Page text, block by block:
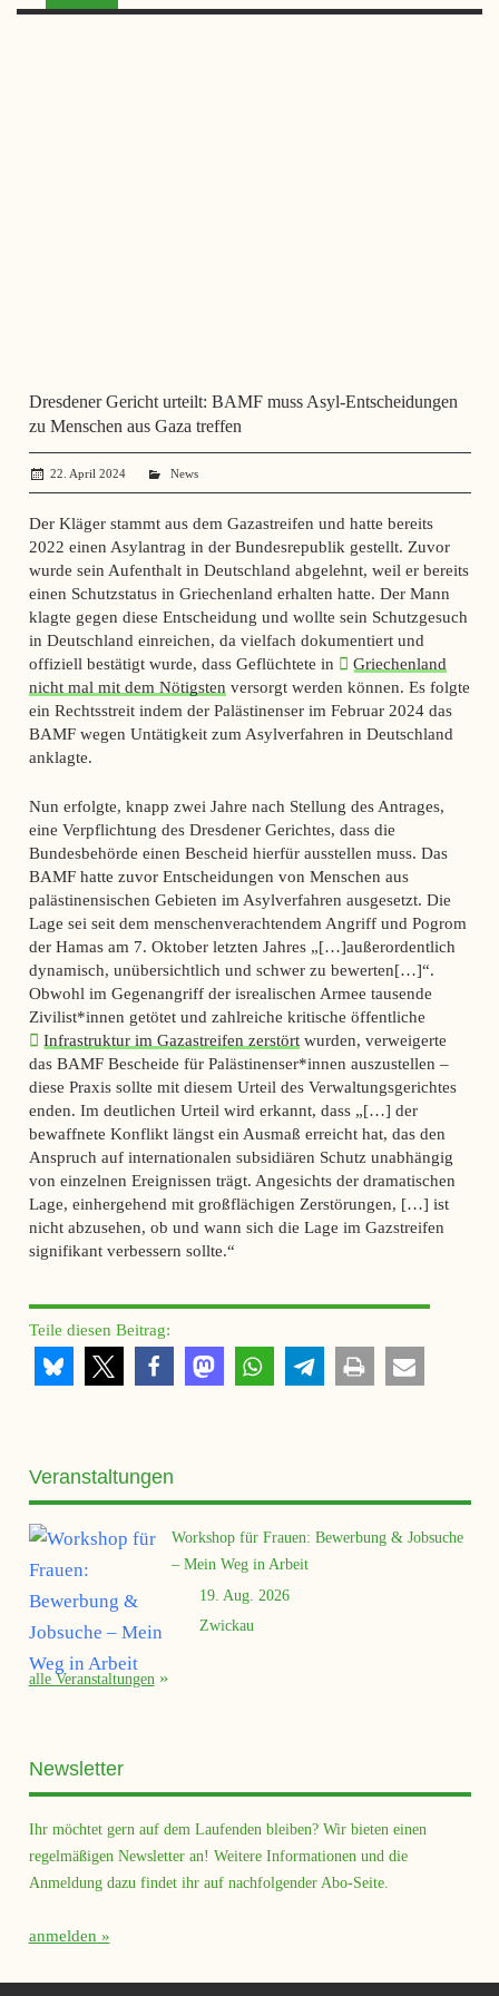
Dresdener Gericht urteilt: BAMF muss Asyl-Entscheidungen
zu Menschen aus Gaza treffen
22. April 2024 administrator
News
Der Kläger stammt aus dem Gazastreifen und hatte bereits
2022 einen Asylantrag in der Bundesrepublik gestellt. Zuvor
wurde sein Aufenthalt in Deutschland abgelehnt, weil er bereits
einen Schutzstatus in Griechenland erhalten hatte. Der Mann
klagte gegen diese Entscheidung und wollte sein Schutzgesuch
in Deutschland einreichen, da vielfach dokumentiert und
offiziell bestätigt wurde, dass Geflüchtete in
Griechenland
nicht mal mit dem Nötigsten versorgt werden können. Es folgte
ein Rechtsstreit indem der Palästinenser im Februar 2024 das
BAMF wegen Untätigkeit zum Asylverfahren in Deutschland
anklagte.
Nun erfolgte, knapp zwei Jahre nach Stellung des Antrages,
eine Verpflichtung des Dresdener Gerichtes, dass die
Bundesbehörde einen Bescheid hierfür ausstellen muss. Das
BAMF hatte zuvor Entscheidungen von Menschen aus
palästinensischen Gebieten im Asylverfahren ausgesetzt. Die
Lage sei seit dem menschenverachtendem Angriff und Pogrom
der Hamas am 7. Oktober letzten Jahres „[…]außerordentlich
dynamisch, unübersichtlich und schwer zu bewerten[…]“.
Obwohl im Gegenangriff der isrealischen Armee tausende
Zivilist*innen getötet und zahlreiche kritische öffentliche
Infrastruktur im Gazastreifen zerstört wurden, verweigerte
das BAMF Bescheide für Palästinenser*innen auszustellen –
diese Praxis sollte mit diesem Urteil des Verwaltungsgerichtes
enden. Im deutlichen Urteil wird erkannt, dass „[…] der
bewaffnete Konflikt längst ein Ausmaß erreicht hat, das den
Anspruch auf internationalen subsidiären Schutz unabhängig
von einzelnen Ereignissen trägt. Angesichts der dramatischen
Lage, einhergehend mit großflächigen Zerstörungen, […] ist
nicht abzusehen, ob und wann sich die Lage im Gazstreifen
signifikant verbessern sollte.“
Teile diesen Beitrag:
Veranstaltungen
Workshop für Frauen: Bewerbung & Jobsuche
– Mein Weg in Arbeit
19. Aug. 2026
Zwickau
alle Veranstaltungen
Newsletter
Ihr möchtet gern auf dem Laufenden bleiben? Wir bieten einen
regelmäßigen Newsletter an! Weitere Informationen und die
Anmeldung dazu findet ihr auf nachfolgender Abo-Seite.
anmelden